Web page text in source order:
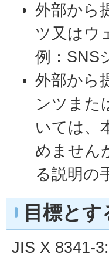
外部から
ツ又はウ
例：SNS
外部から
ンツまた
いては、
めません
る説明の
目標と
JIS X 8341-